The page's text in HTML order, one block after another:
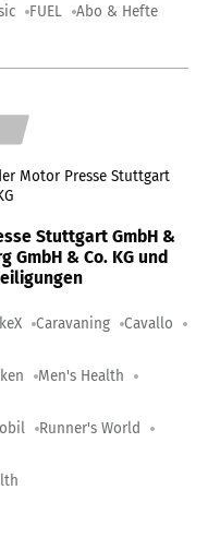
FUEL Abo & Hefte
Motor Presse Stuttgart
Stuttgart GmbH &
GmbH & Co. KG und
Caravaning Cavallo
Men's Health
Runner's World